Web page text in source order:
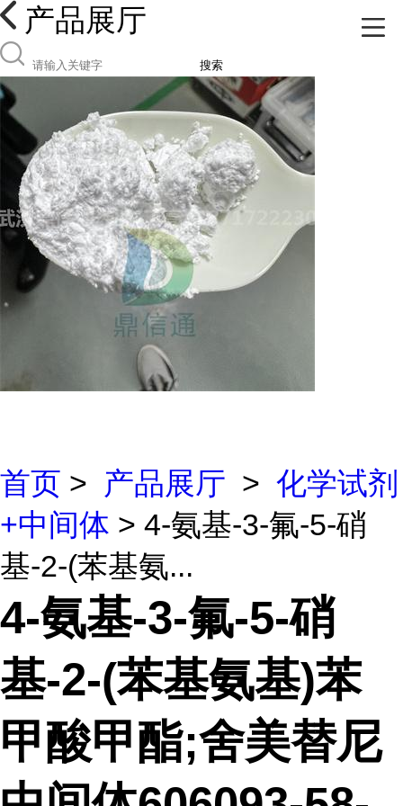
产品展厅
搜索
首页 > 产品展厅 > 化学试剂
+中间体 > 4-氨基-3-氟-5-硝
基-2-(苯基氨...
4-氨基-3-氟-5-硝
基-2-(苯基氨基)苯
甲酸甲酯;舍美替尼